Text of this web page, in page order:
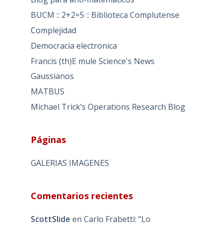
BUCM :: 2+2=5 :: Biblioteca Complutense
Complejidad
Democracia electronica
Francis (th)E mule Science's News
Gaussianos
MATBUS
Michael Trick’s Operations Research Blog
Páginas
GALERIAS IMAGENES
Comentarios recientes
ScottSlide en Carlo Frabetti: “Lo